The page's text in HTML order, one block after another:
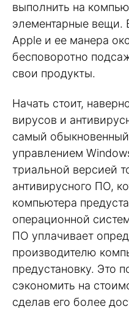
выполнить на
элементарные вещи.
Apple и ее манера
бесповоротно
свои продукты.
Начать стоит,
вирусов и
самый
управлением
триальной версией
антивирусного ПО,
компьютера
операционной
ПО уплачивает
производителю
предустановку. Это
сэкономить на
сделав его более